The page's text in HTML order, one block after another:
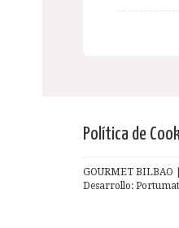
Política de
GOURMET BILBAO
Desarrollo: